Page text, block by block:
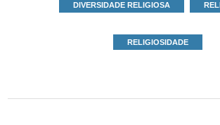
DIVERSIDADE RELIGIOSA
RELIGIOSIDADE